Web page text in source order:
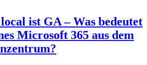
ist GA – Was bedeutet
Microsoft 365 aus dem